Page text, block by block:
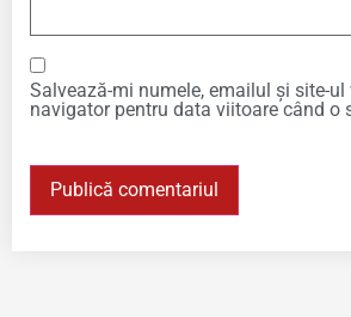
Salvează-mi numele, emailul și site-
navigator pentru data viitoare când o